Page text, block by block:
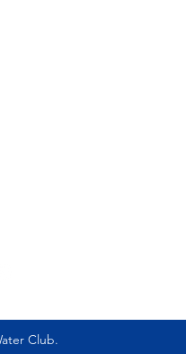
Club.